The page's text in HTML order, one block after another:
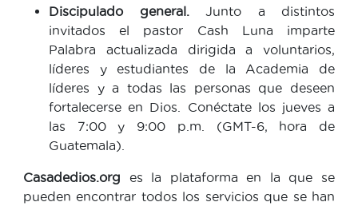
Discipulado general. Junto a distintos
invitados el pastor Cash Luna imparte
Palabra actualizada dirigida a voluntarios,
líderes y estudiantes de la Academia de
líderes y a todas las personas que deseen
fortalecerse en Dios. Conéctate los jueves a
las 7:00 y 9:00 p.m. (GMT-6, hora de
Guatemala).
Casadedios.org es la plataforma en la que se
pueden encontrar todos los servicios que se han